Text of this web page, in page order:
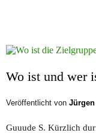
Wo ist und wer
Veröffentlicht von
Guuude S. Kürzlich